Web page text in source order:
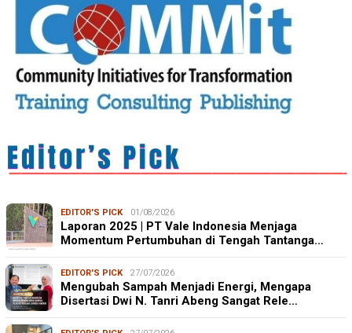
EDITOR'S PICK 01/08/2026
Laporan 2025 | PT Vale Indonesia Menjaga
Momentum Pertumbuhan di Tengah Tantanga…
EDITOR'S PICK 27/07/2026
Mengubah Sampah Menjadi Energi, Mengapa
Disertasi Dwi N. Tanri Abeng Sangat Rele…